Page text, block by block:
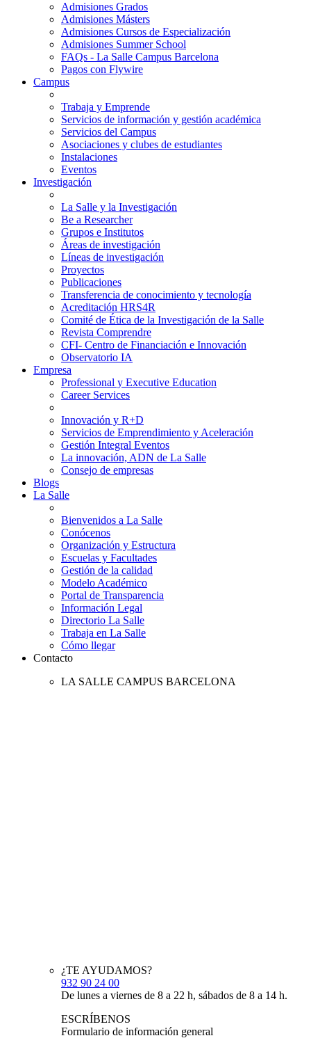
Admisiones Grados
Admisiones Másters
Admisiones Cursos de Especialización
Admisiones Summer School
FAQs - La Salle Campus Barcelona
Pagos con Flywire
Campus
Trabaja y Emprende
Servicios de información y gestión académica
Servicios del Campus
Asociaciones y clubes de estudiantes
Instalaciones
Eventos
Investigación
La Salle y la Investigación
Be a Researcher
Grupos e Institutos
Áreas de investigación
Líneas de investigación
Proyectos
Publicaciones
Transferencia de conocimiento y tecnología
Acreditación HRS4R
Comité de Ética de la Investigación de la Salle
Revista Comprendre
CFI- Centro de Financiación e Innovación
Observatorio IA
Empresa
Professional y Executive Education
Career Services
Innovación y R+D
Servicios de Emprendimiento y Aceleración
Gestión Integral Eventos
La innovación, ADN de La Salle
Consejo de empresas
Blogs
La Salle
Bienvenidos a La Salle
Conócenos
Organización y Estructura
Escuelas y Facultades
Gestión de la calidad
Modelo Académico
Portal de Transparencia
Información Legal
Directorio La Salle
Trabaja en La Salle
Cómo llegar
Contacto
LA SALLE CAMPUS BARCELONA
¿TE AYUDAMOS?
932 90 24 00
De lunes a viernes de 8 a 22 h, sábados de 8 a 14 h.
ESCRÍBENOS
Formulario de información general